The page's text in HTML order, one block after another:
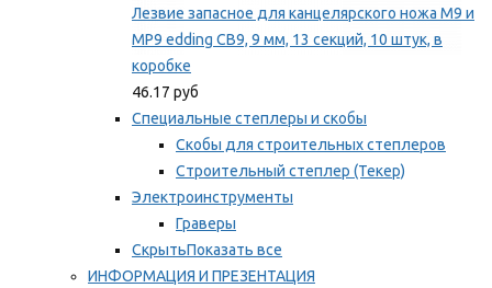
Лезвие запасное для канцелярского ножа M9 и
MP9 edding CB9, 9 мм, 13 секций, 10 штук, в
коробке
46.17 руб
Специальные степлеры и скобы
Скобы для строительных степлеров
Строительный степлер (Текер)
Электроинструменты
Граверы
СкрытьПоказать все
ИНФОРМАЦИЯ И ПРЕЗЕНТАЦИЯ